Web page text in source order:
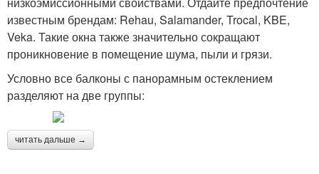
известным брендам: Rehau, Salamander, Trocal, KBE,
Veka. Такие окна также значительно сокращают
проникновение в помещение шума, пыли и грязи.
Условно все балконы с панорамным остеклением
разделяют на две группы:
читать дальше →